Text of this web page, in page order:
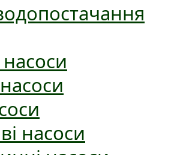
насоси